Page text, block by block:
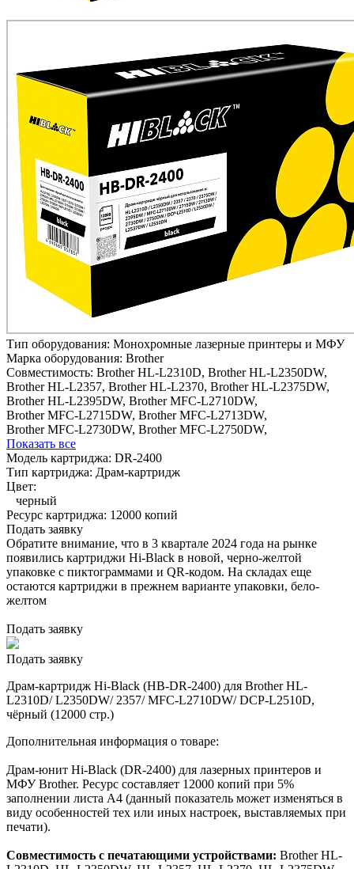
Тип оборудования: Монохромные лазерные принтеры и МФУ
Марка оборудования: Brother
Совместимость: Brother HL-L2310D, Brother HL-L2350DW,
Brother HL-L2357, Brother HL-L2370, Brother HL-L2375DW,
Brother HL-L2395DW, Brother MFC-L2710DW,
Brother MFC-L2715DW, Brother MFC-L2713DW,
Brother MFC-L2730DW, Brother MFC-L2750DW,
Показать все
Модель картриджа: DR-2400
Тип картриджа: Драм-картридж
Цвет:
черный
Ресурс картриджа: 12000 копий
Подать заявку
Обратите внимание, что в 3 квартале 2024 года на рынке
появились картриджи Hi-Black в новой, черно-желтой
упаковке с пиктограммами и QR-кодом. На складах еще
остаются картриджи в прежнем варианте упаковки, бело-
желтом
Подать заявку
Подать заявку
Драм-картридж Hi-Black (HB-DR-2400) для Brother HL-
L2310D/ L2350DW/ 2357/ MFC-L2710DW/ DCP-L2510D,
чёрный (12000 стр.)
Дополнительная информация о товаре:
Драм-юнит Hi-Black (DR-2400) для лазерных принтеров и
МФУ Brother. Ресурс составляет 12000 копий при 5%
заполнении листа A4 (данный показатель может изменяться в
виду особенностей тех или иных настроек, выставляемых при
печати).
Совместимость с печатающими устройствами: Brother HL-